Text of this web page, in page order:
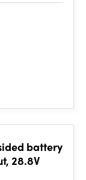
battery
28.8V